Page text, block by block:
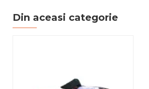
Din aceasi categorie